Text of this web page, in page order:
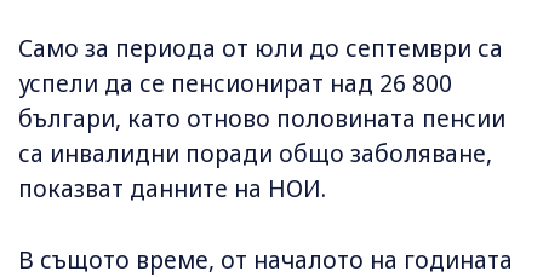
Само за периода от юли до септември са
успели да се пенсионират над 26 800
българи, като отново половината пенсии
са инвалидни поради общо заболяване,
показват данните на НОИ.
В същото време, от началото на годината